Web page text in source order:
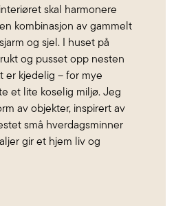
skal harmonere
kombinasjon av gammelt
og sjel. I huset på
og pusset opp nesten
er kjedelig – for mye
et lite koselig miljø. Jeg
av objekter, inspirert av
små hverdagsminner
gir et hjem liv og